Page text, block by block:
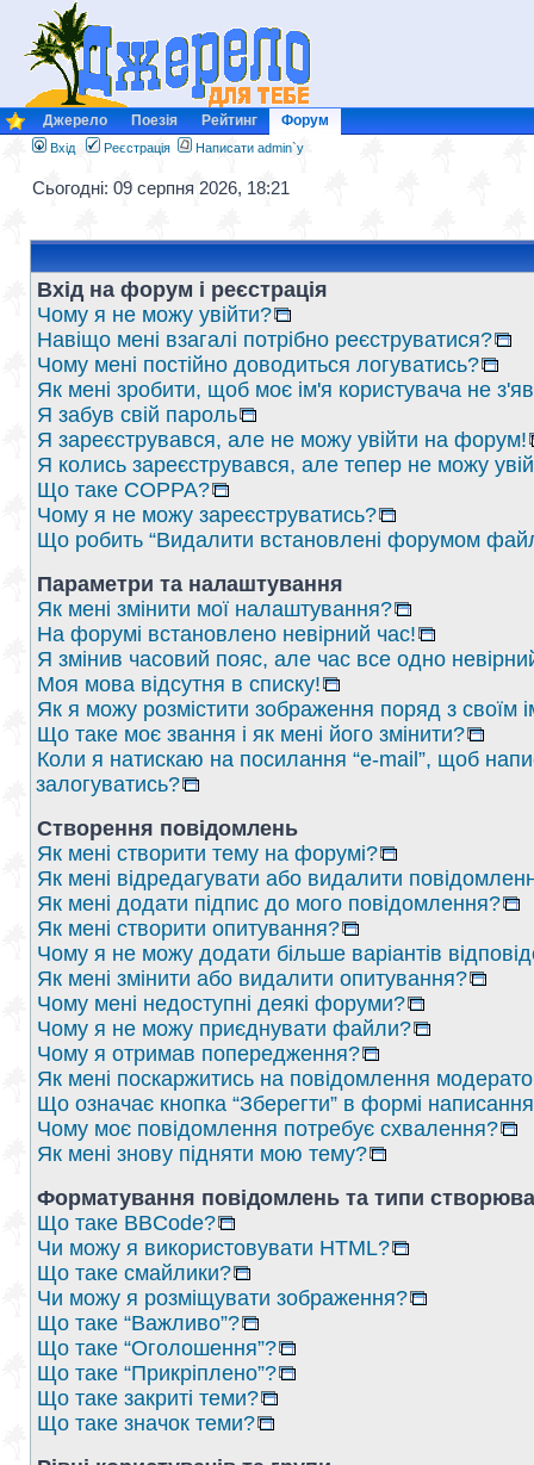
Джерело Поезія Рейтинг Форум
Вхід Реєстрація Написати admin`у
Сьогодні: 09 серпня 2026, 18:21
Вхід на форум і реєстрація
Чому я не можу увійти?
Навіщо мені взагалі потрібно реєструватися?
Чому мені постійно доводиться логуватись?
Як мені зробити, щоб моє ім'я користувача не
Я забув свій пароль
Я зареєструвався, але не можу увійти на форум!
Я колись зареєструвався, але тепер не можу
Що таке COPPA?
Чому я не можу зареєструватись?
Що робить “Видалити встановлені форумом
Параметри та налаштування
Як мені змінити мої налаштування?
На форумі встановлено невірний час!
Я змінив часовий пояс, але час все одно
Моя мова відсутня в списку!
Як я можу розмістити зображення поряд з своїм
Що таке моє звання і як мені його змінити?
Коли я натискаю на посилання “e-mail”, щоб
залогуватись?
Створення повідомлень
Як мені створити тему на форумі?
Як мені відредагувати або видалити
Як мені додати підпис до мого повідомлення?
Як мені створити опитування?
Чому я не можу додати більше варіантів
Як мені змінити або видалити опитування?
Чому мені недоступні деякі форуми?
Чому я не можу приєднувати файли?
Чому я отримав попередження?
Як мені поскаржитись на повідомлення
Що означає кнопка “Зберегти” в формі
Чому моє повідомлення потребує схвалення?
Як мені знову підняти мою тему?
Форматування повідомлень та типи
Що таке BBCode?
Чи можу я використовувати HTML?
Що таке смайлики?
Чи можу я розміщувати зображення?
Що таке “Важливо”?
Що таке “Оголошення”?
Що таке “Прикріплено”?
Що таке закриті теми?
Що таке значок теми?